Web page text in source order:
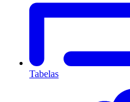
Tabelas